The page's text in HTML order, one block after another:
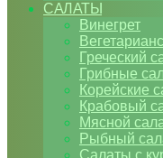
САЛАТЫ
Винегрет
Греческий
Грибные
Корейские
Крабовый
Мясной
Рыбный
Салаты с